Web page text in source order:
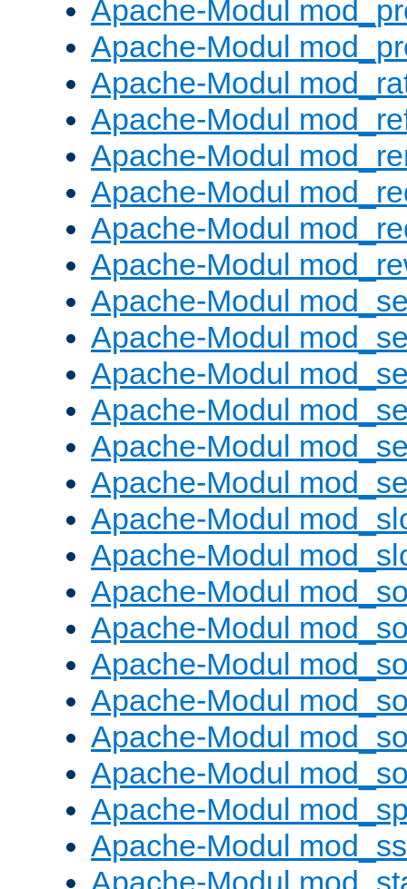
Apache-Modul
Apache-Modul
Apache-Modul
Apache-Modul
Apache-Modul
Apache-Modul
Apache-Modul
Apache-Modul
Apache-Modul
Apache-Modul
Apache-Modul
Apache-Modul
Apache-Modul
Apache-Modul
Apache-Modul
Apache-Modul
Apache-Modul
Apache-Modul
Apache-Modul
Apache-Modul
Apache-Modul
Apache-Modul
Apache-Modul
Apache-Modul
Apache-Modul